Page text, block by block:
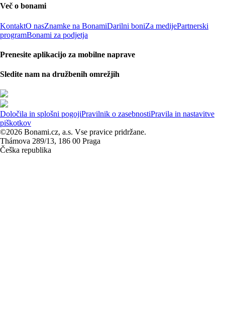
Več o bonami
KontaktO nasZnamke na BonamiDarilni boniZa medijePartnerski
programBonami za podjetja
Prenesite aplikacijo za mobilne naprave
Sledite nam na družbenih omrežjih
Določila in splošni pogojiPravilnik o zasebnostiPravila in nastavitve
piškotkov
©2026 Bonami.cz, a.s. Vse pravice pridržane.
Thámova 289/13, 186 00 Praga
Češka republika